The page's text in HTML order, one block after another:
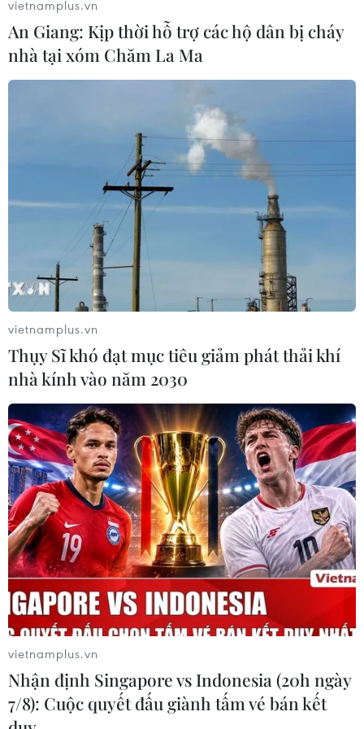
vietnamplus.vn
An Giang: Kịp thời hỗ trợ các hộ dân bị cháy
nhà tại xóm Chăm La Ma
vietnamplus.vn
Thụy Sĩ khó đạt mục tiêu giảm phát thải khí
nhà kính vào năm 2030
vietnamplus.vn
Nhận định Singapore vs Indonesia (20h ngày
7/8): Cuộc quyết đấu giành tấm vé bán kết